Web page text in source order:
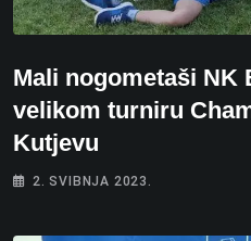
Mali nogometaši NK
velikom turniru
Kutjevu
2. SVIBNJA 2023.